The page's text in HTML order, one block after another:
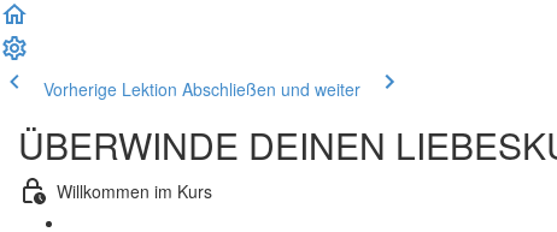
Vorherige Lektion Abschließen und weiter
ÜBERWINDE DEINEN
Willkommen im Kurs